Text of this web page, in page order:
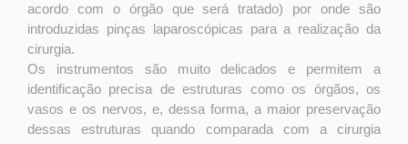
acordo com o órgão que será tratado) por onde são
introduzidas pinças laparoscópicas para a realização da
cirurgia.
Os instrumentos são muito delicados e permitem a
identificação precisa de estruturas como os órgãos, os
vasos e os nervos, e, dessa forma, a maior preservação
dessas estruturas quando comparada com a cirurgia